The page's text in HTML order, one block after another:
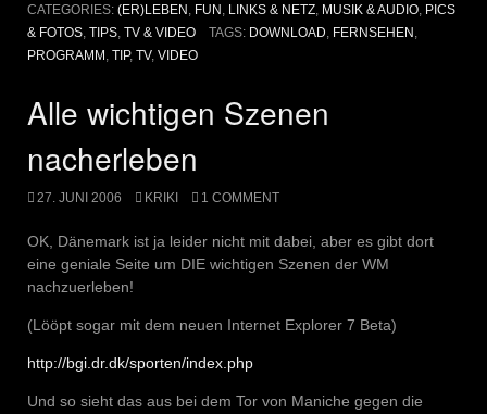
CATEGORIES: (ER)LEBEN , FUN , LINKS & NETZ, MUSIK & AUDIO, PICS
& FOTOS, TIPS, TV & VIDEO TAGS: DOWNLOAD, FERNSEHEN ,
PROGRAMM , TIP, TV, VIDEO
Alle wichtigen Szenen
nacherleben
27. JUNI 2006 KRIKI 1 COMMENT
OK, Dänemark ist ja leider nicht mit dabei, aber es gibt dort
eine geniale Seite um DIE wichtigen Szenen der WM
nachzuerleben!
(Lööpt sogar mit dem neuen Internet Explorer 7 Beta)
http://bgi.dr.dk/sporten/index.php
Und so sieht das aus bei dem Tor von Maniche gegen die